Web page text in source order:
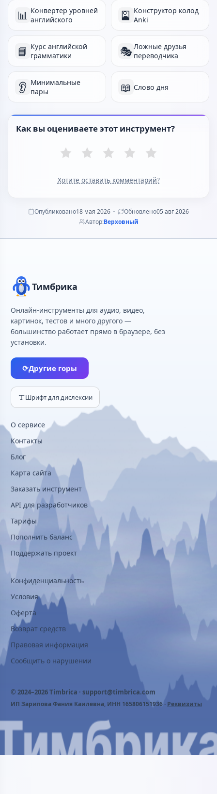
📊 Конвертер уровней
английского
🎴 Конструктор колод
Anki
📘 Курс английской
грамматики
🎭 Ложные друзья
переводчика
👂 Минимальные
пары
📖 Слово дня
Как вы оцениваете этот инструмент?
Хотите оставить комментарий?
Опубликовано18 мая 2026 Обновлено05 авг 2026
Автор:Верховный
Тимбрика
Онлайн-инструменты для аудио, видео,
картинок, тестов и много другого —
большинство работает прямо в браузере, без
установки.
⟳Другие горы
Шрифт для дислексии
О сервисе
Контакты
Блог
Карта сайта
Заказать инструмент
API для разработчиков
Тарифы
Пополнить баланс
Поддержать проект
Конфиденциальность
Условия
Оферта
Возврат средств
Правовая информация
Сообщить о нарушении
© 2024–2026 Timbrica · support@timbrica.com
ИП Зарипова Фания Каилевна, ИНН 165806151936 · Реквизиты